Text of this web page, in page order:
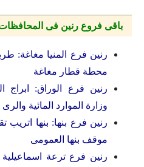
باقى فروع رنين فى
رنين فرع المنيا مغاغة:
محطة قطار مغاغة
رنين فرع الوراق: ابراج
وزارة الموارد المائية والرى
رنين فرع بنها: بنها اتريب
موقف بنها العمومى